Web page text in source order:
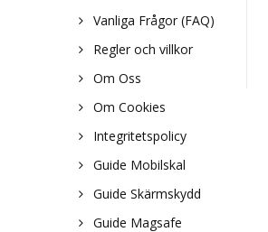
Vanliga Frågor (FAQ)
Regler och villkor
Om Oss
Om Cookies
Integritetspolicy
Guide Mobilskal
Guide Skärmskydd
Guide Magsafe